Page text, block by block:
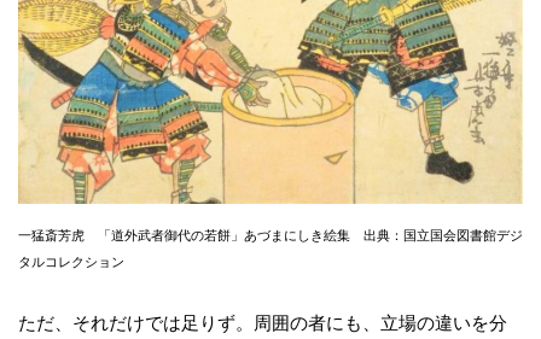
一猛斎芳虎 「道外武者御代の若餅」あづまにしき絵集 出典：国立国会図書館デジ
タルコレクション
ただ、それだけでは足りず。周囲の者にも、立場の違いを分